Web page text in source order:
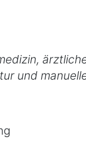
und